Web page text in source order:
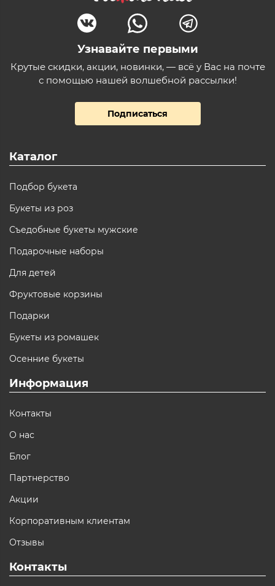
Узнавайте первыми
Крутые скидки, акции, новинки, — всё у Вас на почте
с помощью нашей волшебной рассылки!
Подписаться
Каталог
Подбор букета
Букеты из роз
Съедобные букеты мужские
Подарочные наборы
Для детей
Фруктовые корзины
Подарки
Букеты из ромашек
Осенние букеты
Информация
Контакты
О нас
Блог
Партнерство
Акции
Корпоративным клиентам
Отзывы
Контакты